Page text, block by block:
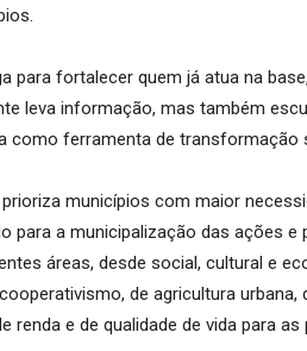
para fortalecer quem já atua na
leva informação, mas também
como ferramenta de transformação
prioriza municípios com maior
para a municipalização das ações e
áreas, desde social, cultural e
de agricultura
renda e de qualidade de vida para as